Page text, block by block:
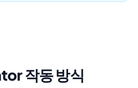
작동 방식